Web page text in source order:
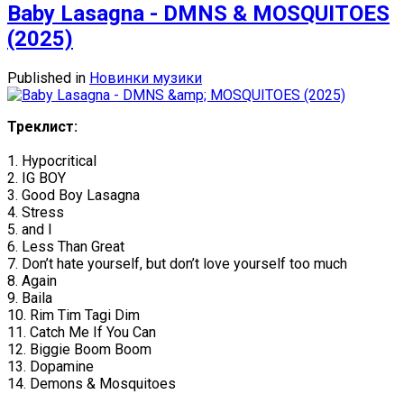
Baby Lasagna - DMNS & MOSQUITOES
(2025)
Published in Новинки музики
Треклист:
1. Hypocritical
2. IG BOY
3. Good Boy Lasagna
4. Stress
5. and I
6. Less Than Great
7. Don’t hate yourself, but don’t love yourself too much
8. Again
9. Baila
10. Rim Tim Tagi Dim
11. Catch Me If You Can
12. Biggie Boom Boom
13. Dopamine
14. Demons & Mosquitoes